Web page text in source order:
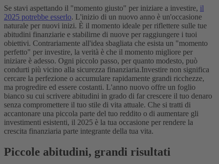
Se stavi aspettando il "momento giusto" per iniziare a investire, il
2025 potrebbe esserlo. L'inizio di un nuovo anno è un'occasione
naturale per nuovi inizi. È il momento ideale per riflettere sulle tue
abitudini finanziarie e stabilirne di nuove per raggiungere i tuoi
obiettivi. Contrariamente all'idea sbagliata che esista un "momento
perfetto" per investire, la verità è che il momento migliore per
iniziare è adesso. Ogni piccolo passo, per quanto modesto, può
condurti più vicino alla sicurezza finanziaria.Investire non significa
cercare la perfezione o accumulare rapidamente grandi ricchezze,
ma progredire ed essere costanti. L'anno nuovo offre un foglio
bianco su cui scrivere abitudini in grado di far crescere il tuo denaro
senza compromettere il tuo stile di vita attuale. Che si tratti di
accantonare una piccola parte del tuo reddito o di aumentare gli
investimenti esistenti, il 2025 è la tua occasione per rendere la
crescita finanziaria parte integrante della tua vita.
Piccole abitudini, grandi risultati